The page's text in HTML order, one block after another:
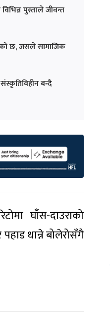
पुस्ताले जीवन्त
छ, जसले सामाजिक
बन्दै
घाँस-दाउराको
धान्ने बोलेरोसँगै